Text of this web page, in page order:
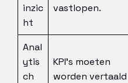
inzic
ht
vastlopen.
Anal
ytis
ch
KPI’s moeten
worden vertaald